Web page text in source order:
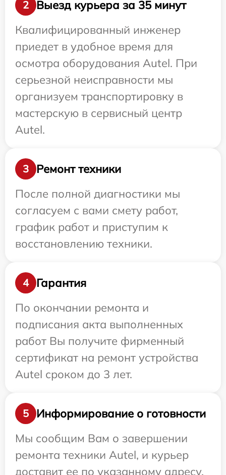
2
Выезд курьера за 35 минут
Квалифицированный инженер
приедет в удобное время для
осмотра оборудования Autel. При
серьезной неисправности мы
организуем транспортировку в
мастерскую в сервисный центр
Autel.
3
Ремонт техники
После полной диагностики мы
согласуем с вами смету работ,
график работ и приступим к
восстановлению техники.
4
Гарантия
По окончании ремонта и
подписания акта выполненных
работ Вы получите фирменный
сертификат на ремонт устройства
Autel сроком до 3 лет.
5
Информирование о готовности
Мы сообщим Вам о завершении
ремонта техники Autel, и курьер
доставит ее по указанному адресу.